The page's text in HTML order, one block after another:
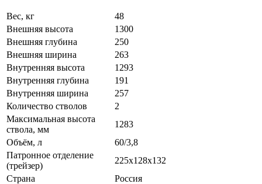
Вес, кг
48
Внешняя высота
1300
Внешняя глубина
250
Внешняя ширина
263
Внутренняя высота
1293
Внутренняя глубина
191
Внутренняя ширина
257
Количество стволов
2
Максимальная высота
ствола, мм
1283
Объём, л
60/3,8
Патронное отделение
(трейзер)
225x128x132
Страна
Россия